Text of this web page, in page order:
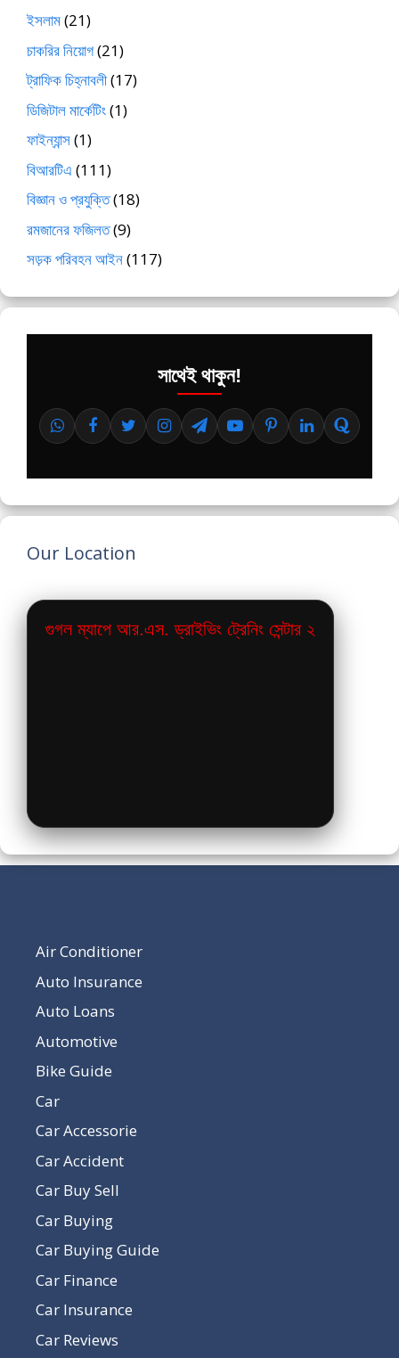
ইসলাম(21)
চাকরির নিয়োগ(21)
ট্রাফিক চিহ্নাবলী(17)
ডিজিটাল মার্কেটিং(1)
ফাইন্যান্স(1)
বিআরটিএ (111)
বিজ্ঞান ও প্রযুক্তি(18)
রমজানের ফজিলত(9)
সড়ক পরিবহন আইন(117)
সাথেই থাকুন!
Our Location
গুগল ম্যাপে আর.এস. ড্রাইভিং ট্রেনিং সেন্টার ২
Air Conditioner
Auto Insurance
Auto Loans
Automotive
Bike Guide
Car
Car Accessorie
Car Accident
Car Buy Sell
Car Buying
Car Buying Guide
Car Finance
Car Insurance
Car Reviews